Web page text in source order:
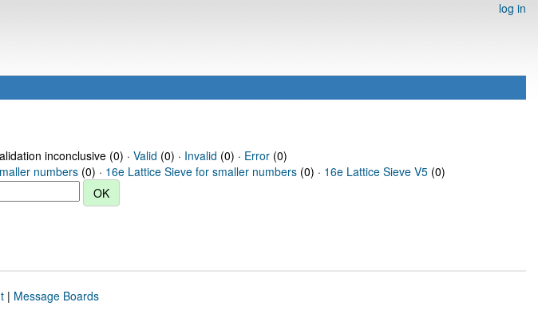
log in
inconclusive (0) · Valid (0) · Invalid (0) · Error(0)
numbers (0) · 16e Lattice Sieve for smaller numbers (0) · 16e Lattice Sieve V5 (0)
| Message Boards